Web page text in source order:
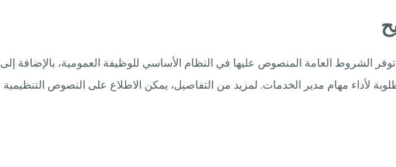
الشروط العامة المنصوص عليها في النظام الأساسي للوظيفة العمومية، بالإضافة إلى
لأداء مهام مدير الخدمات. لمزيد من التفاصيل، يمكن الاطلاع على النصوص التنظيمية